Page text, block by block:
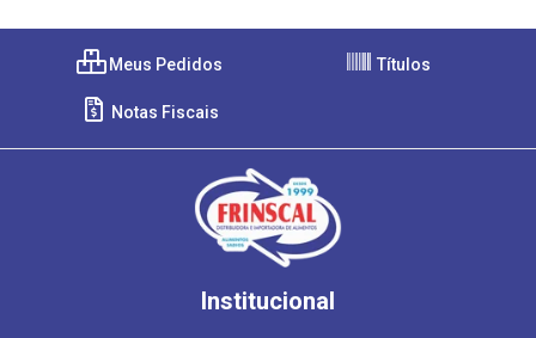
Meus Pedidos Títulos
Notas Fiscais
Institucional